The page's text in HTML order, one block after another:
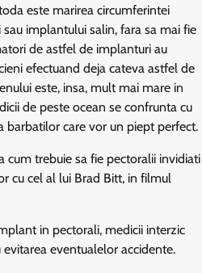
este marirea circumferintei
implantului salin, fara sa mai fie
de astfel de implanturi au
efectuand deja cateva astfel de
este, insa, mult mai mare in
de peste ocean se confrunta cu
barbatilor care vor un piept perfect.
cum trebuie sa fie pectoralii invidiati
cu cel al lui Brad Bitt, in filmul
in pectorali, medicii interzic
eventualelor accidente.